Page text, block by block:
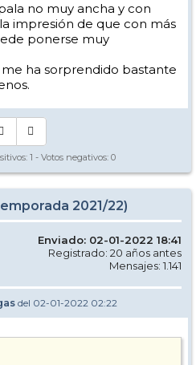
no muy ancha y con
impresión de que con más
ponerse muy
ha sorprendido bastante
1 - Votos negativos: 0
2021/22)
Enviado: 02-01-2022 18:41
Registrado: 20 años antes
Mensajes: 1.141
del 02-01-2022 02:22